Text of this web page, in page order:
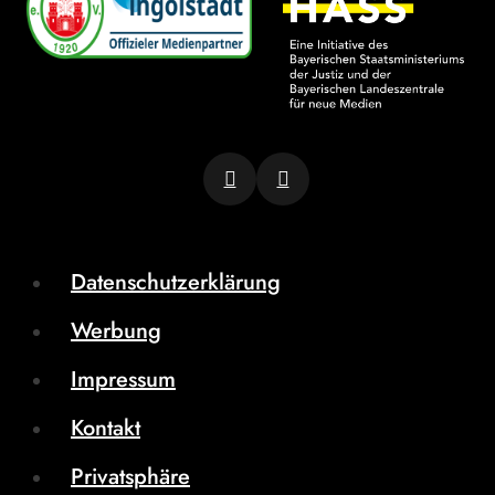
Datenschutzerklärung
Werbung
Impressum
Kontakt
Privatsphäre